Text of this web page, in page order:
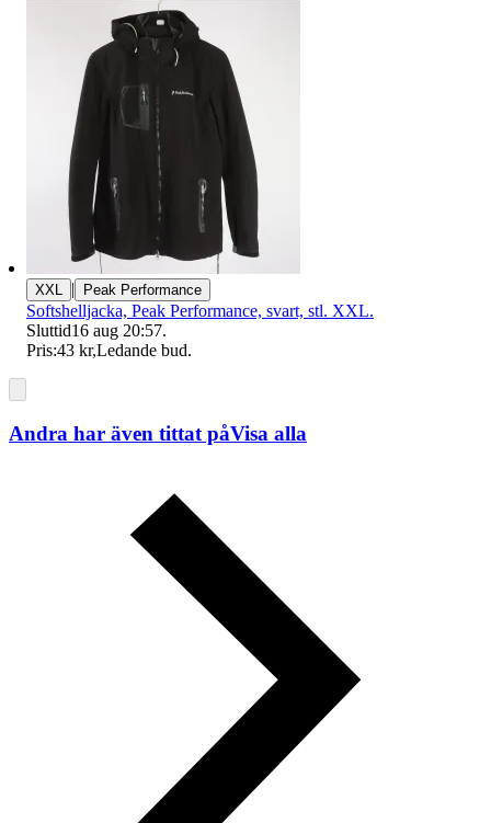
XXL | Peak Performance
Softshelljacka, Peak Performance, svart, stl. XXL.
Sluttid16 aug 20:57.
Pris:43 kr,Ledande bud.
Andra har även tittat påVisa alla